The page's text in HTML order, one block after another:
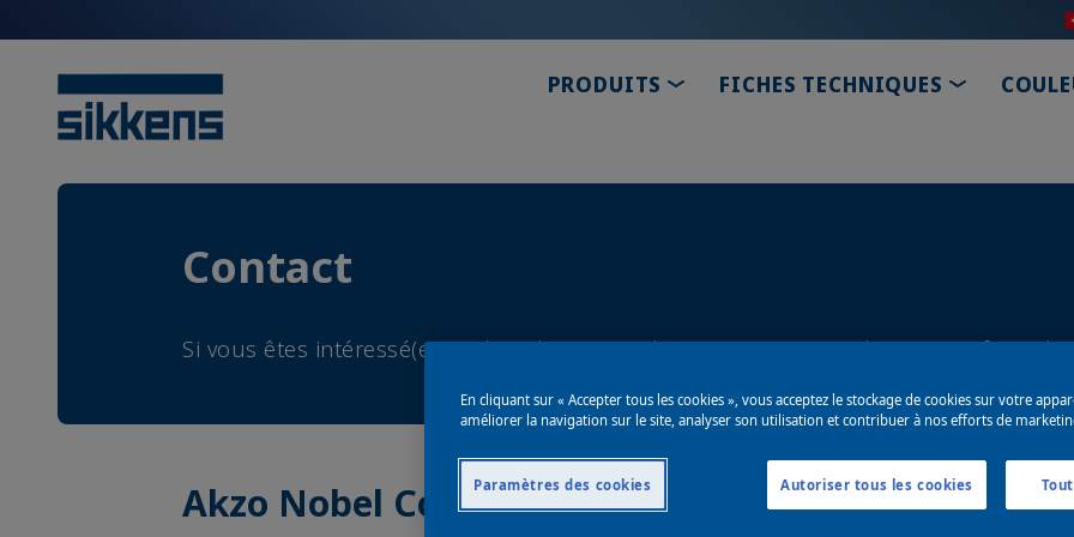
PRODUITS TOGGLE DROPDOWN
FICHES TECHNIQUES TOGGLE
Contact
Si vous êtes intéressé(e) par l'un de nos produits ou services, utilisez notre
Akzo Nobel Coatings AG
En cliquant sur « Accepter tous les cookies », vous acceptez le stockage de cookies sur votre
améliorer la navigation sur le site, analyser son utilisation et contribuer à nos efforts de
Paramètres des cookies Autoriser tous les cookies